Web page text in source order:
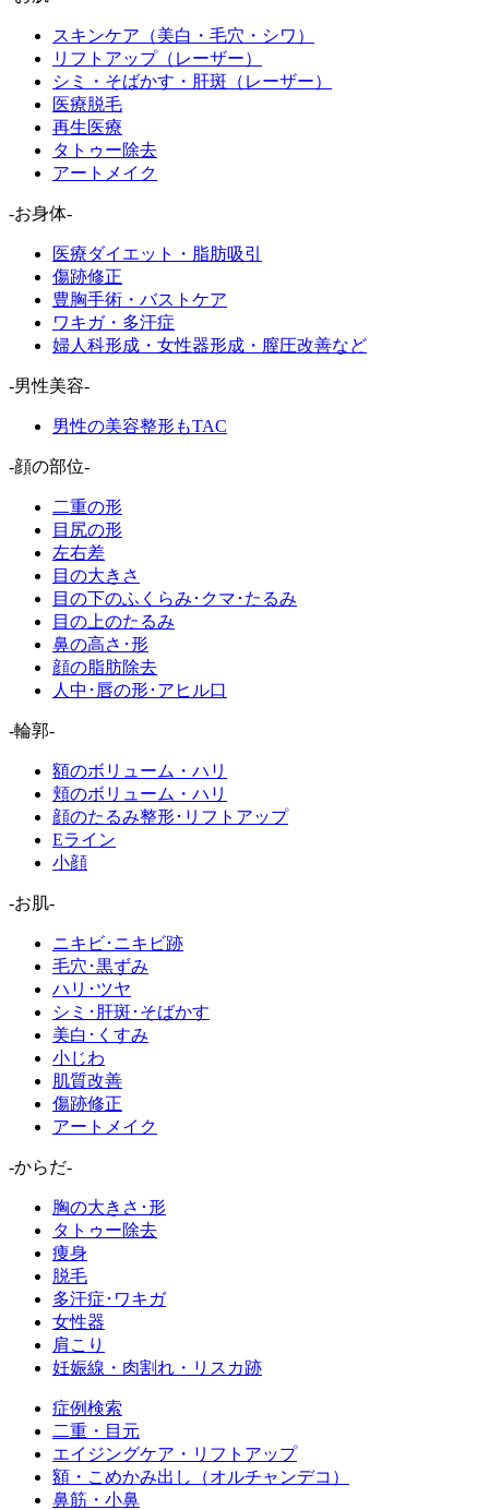
スキンケア（美白・毛穴・シワ）
リフトアップ（レーザー）
シミ・そばかす・肝斑（レーザー）
医療脱毛
再生医療
タトゥー除去
アートメイク
-お身体-
医療ダイエット・脂肪吸引
傷跡修正
豊胸手術・バストケア
ワキガ・多汗症
婦人科形成・女性器形成・膣圧改善など
-男性美容-
男性の美容整形もTAC
-顔の部位-
二重の形
目尻の形
左右差
目の大きさ
目の下のふくらみ･クマ･たるみ
目の上のたるみ
鼻の高さ･形
顔の脂肪除去
人中･唇の形･アヒル口
-輪郭-
額のボリューム・ハリ
頬のボリューム・ハリ
顔のたるみ整形･リフトアップ
Eライン
小顔
-お肌-
ニキビ･ニキビ跡
毛穴･黒ずみ
ハリ･ツヤ
シミ･肝斑･そばかす
美白･くすみ
小じわ
肌質改善
傷跡修正
アートメイク
-からだ-
胸の大きさ･形
タトゥー除去
痩身
脱毛
多汗症･ワキガ
女性器
肩こり
妊娠線・肉割れ・リスカ跡
症例検索
二重・目元
エイジングケア・リフトアップ
額・こめかみ出し（オルチャンデコ）
鼻筋・小鼻